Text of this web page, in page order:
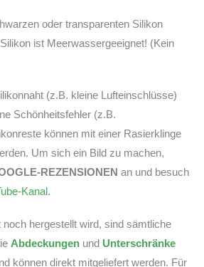
oder transparenten Silikon
ist Meerwassergeeignet! (Kein
(z.B. kleine Lufteinschlüsse)
Schönheitsfehler (z.B.
können mit einer Rasierklinge
Um sich ein Bild zu machen,
REZENSIONEN an und besuch
Kanal.
hergestellt wird, sind sämtliche
Abdeckungen und Unterschränke
können direkt mitgeliefert werden. Für